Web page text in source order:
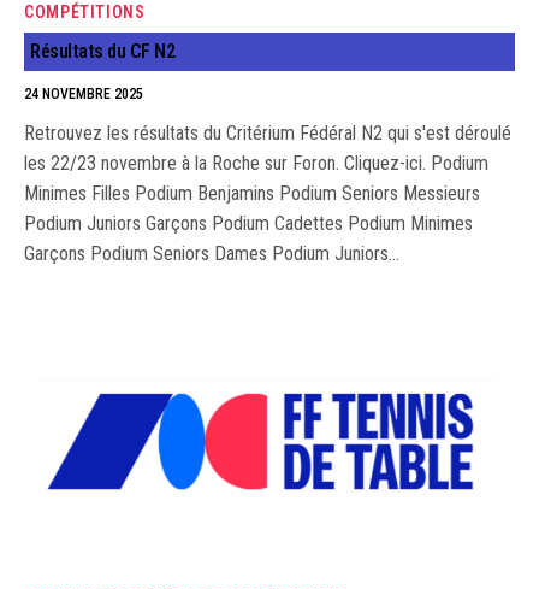
COMPÉTITIONS
Résultats du CF N2
24 NOVEMBRE 2025
Retrouvez les résultats du Critérium Fédéral N2 qui s'est déroulé
les 22/23 novembre à la Roche sur Foron. Cliquez-ici. Podium
Minimes Filles Podium Benjamins Podium Seniors Messieurs
Podium Juniors Garçons Podium Cadettes Podium Minimes
Garçons Podium Seniors Dames Podium Juniors…